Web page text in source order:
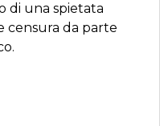
di una spietata
censura da parte